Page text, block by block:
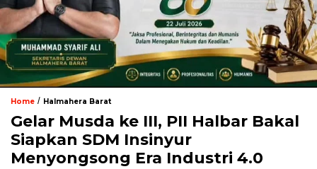
Home / Halmahera Barat
Gelar Musda ke III, PII Halbar Bakal
Siapkan SDM Insinyur
Menyongsong Era Industri 4.0